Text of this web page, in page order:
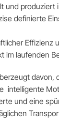
und produziert
definierte
Effizienz
im laufenden
davon,
intelligente
und eine